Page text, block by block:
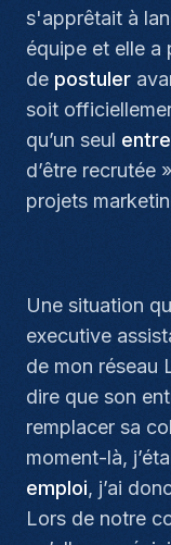
s'apprêtait à
équipe et elle a
de postuler
soit
qu’un seul
d’être recrutée
projets
Une situation
executive
de mon réseau
dire que son
remplacer sa
moment-là,
emploi, j’ai
Lors de notre